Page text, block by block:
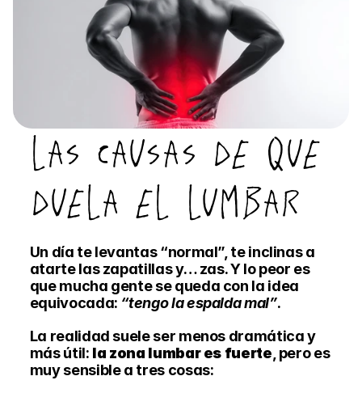
LAS CAUSAS DE QUE
DUELA EL LUMBAR
Un día te levantas “normal”, te inclinas a
atarte las zapatillas y… zas. Y lo peor es
que mucha gente se queda con la idea
equivocada: “tengo la espalda mal”.
La realidad suele ser menos dramática y
más útil: la zona lumbar es fuerte , pero es
muy sensible a tres cosas: